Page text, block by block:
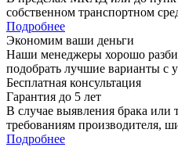
собственном транспортном
Подробнее
Экономим ваши деньги
Наши менеджеры хорошо
подобрать лучшие варианты с
Бесплатная консультация
Гарантия до 5 лет
В случае выявления брака или
требованиям производителя,
Подробнее